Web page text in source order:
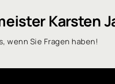
Karsten
wenn Sie Fragen haben!